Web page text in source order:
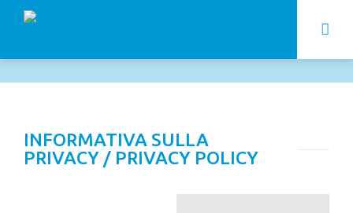
INFORMATIVA SULLA
PRIVACY / PRIVACY POLICY